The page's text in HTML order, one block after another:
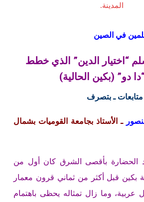
المدينة.
في الصين
“اختيار الدين” الذي خطط
دو” (بكين الحالية)
ـ بتصرف
ـ الأستاذ بجامعة القوميات بشمال
الحضارة بأقصى الشرق كان أول من
بكين قبل أكثر من ثماني قرون معمار
وما زال تمثاله يحظى باهتمام